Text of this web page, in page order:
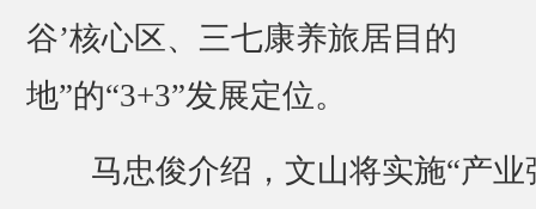
谷’核心区、三七康养旅居目的
地”的“3+3”发展定位。
马忠俊介绍，文山将实施“产业